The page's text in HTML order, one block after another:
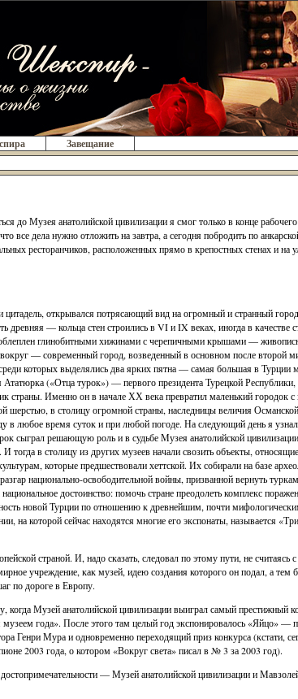
Завещание
до Музея анатолийской цивилизации я смог только в конце
все дела нужно отложить на завтра, а сегодня побродить по
ресторанчиков, расположенных прямо в крепостных стенах и на
открывался потрясающий вид на огромный и странный
древняя — кольца стен строились в VI и IX веках, иногда в качестве
глинобитными хижинами с черепичными крышами —
— современный город, возведенный в основном после второй
которых выделялись два ярких пятна — самая большая в Турции
(«Отца турок») — первого президента Турецкой
страны. Именно он в начале ХХ века превратил маленький городок с
шерстью, в столицу огромной страны, наследницы величия
в любое время суток и при любой погоде. На следующий день я
сыграл решающую роль и в судьбе Музея анатолийской
тогда в столицу из других музеев начали свозить объекты,
которые предшествовали хеттской. Их собирали на базе
национально-освободительной войны, призванной вернуть
достоинство: помочь стране преодолеть комплекс
новой Турции по отношению к древнейшим, почти
на которой сейчас находятся многие его экспонаты, называется
страной. И, надо сказать, следовал по этому пути, не считаясь
учреждение, как музей, идею создания которого он подал, а тем
по дороге в Европу.
Музей анатолийской цивилизации выиграл самый престижный
года». После этого там целый год экспонировалось «Яйцо» —
Генри Мура и одновременно переходящий приз конкурса (кстати,
2003 года, о котором «Вокруг света» писал в № 3 за 2003 год).
— Музей анатолийской цивилизации и